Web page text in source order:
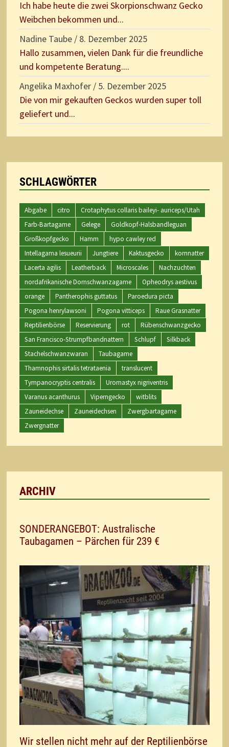
Ich habe heute die zwei Skorpionschwanz Gecko
Weibchen bekommen und...
Nadine Taube/ 8. Dezember 2025
Hallo zusammen, vielen Dank für die freundliche
und kompetente Beratung....
Angelika Maxhofer/ 5. Dezember 2025
Die von mir gekauften Geckos wurden super toll
geliefert und...
SCHLAGWÖRTER
Abgabe citro
Crotaphytus collaris baileyi- auriceps/Utah
Farb-Bartagame
Gelege
Goldkopf-Halsbandleguan
Großkopfgecko
Hamm
hypo cawley red
Intellagama lesueurii
Jungtiere Kaktusgecko
kornnatter
Lacerta agilis
Leatherback Microscales
Nachzuchten
nordafrikanische Dornschwanzagame
Opheodrys aestivus
orange
Pantherophis guttatus
Paroedura picta
Pogona henrylawsoni
Pogona vitticeps
Raue Grasnatter
Reptilienbörse
Reservierung rot
Rübenschwanzgecko
San Francisco-Strumpfbandnattern
Schlupf
Silkback
Stachelschwanzwaran
Taubagame
Thamnophis sirtalis tetrataenia
translucent
Tympanocryptis centralis
Uromastyx nigriventris
Varanus acanthurus
Viperngecko
witblits
Zauneidechse
Zauneidechsen
Zwergbartagame
Zwergnatter
ARCHIV
SONDERANGEBOT: Australische
Taubagamen – Pärchen für 239 €
Wir stellen nicht mehr auf der Reptilienbörse